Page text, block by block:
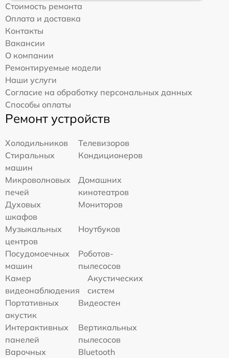
Стоимость ремонта
Оплата и доставка
Контакты
Вакансии
О компании
Ремонтируемые модели
Наши услуги
Согласие на обработку персональных данных
Способы оплаты
Ремонт устройств
Холодильников
Телевизоров
Стиральных
машин
Кондиционеров
Микроволновых
печей
Домашних
кинотеатров
Духовых
шкафов
Мониторов
Музыкальных
центров
Ноутбуков
Посудомоечных
машин
Роботов-
пылесосов
Камер
видеонаблюдения
Акустических
систем
Портативных
акустик
Видеостен
Интерактивных
панелей
Вертикальных
пылесосов
Варочных
Bluetooth